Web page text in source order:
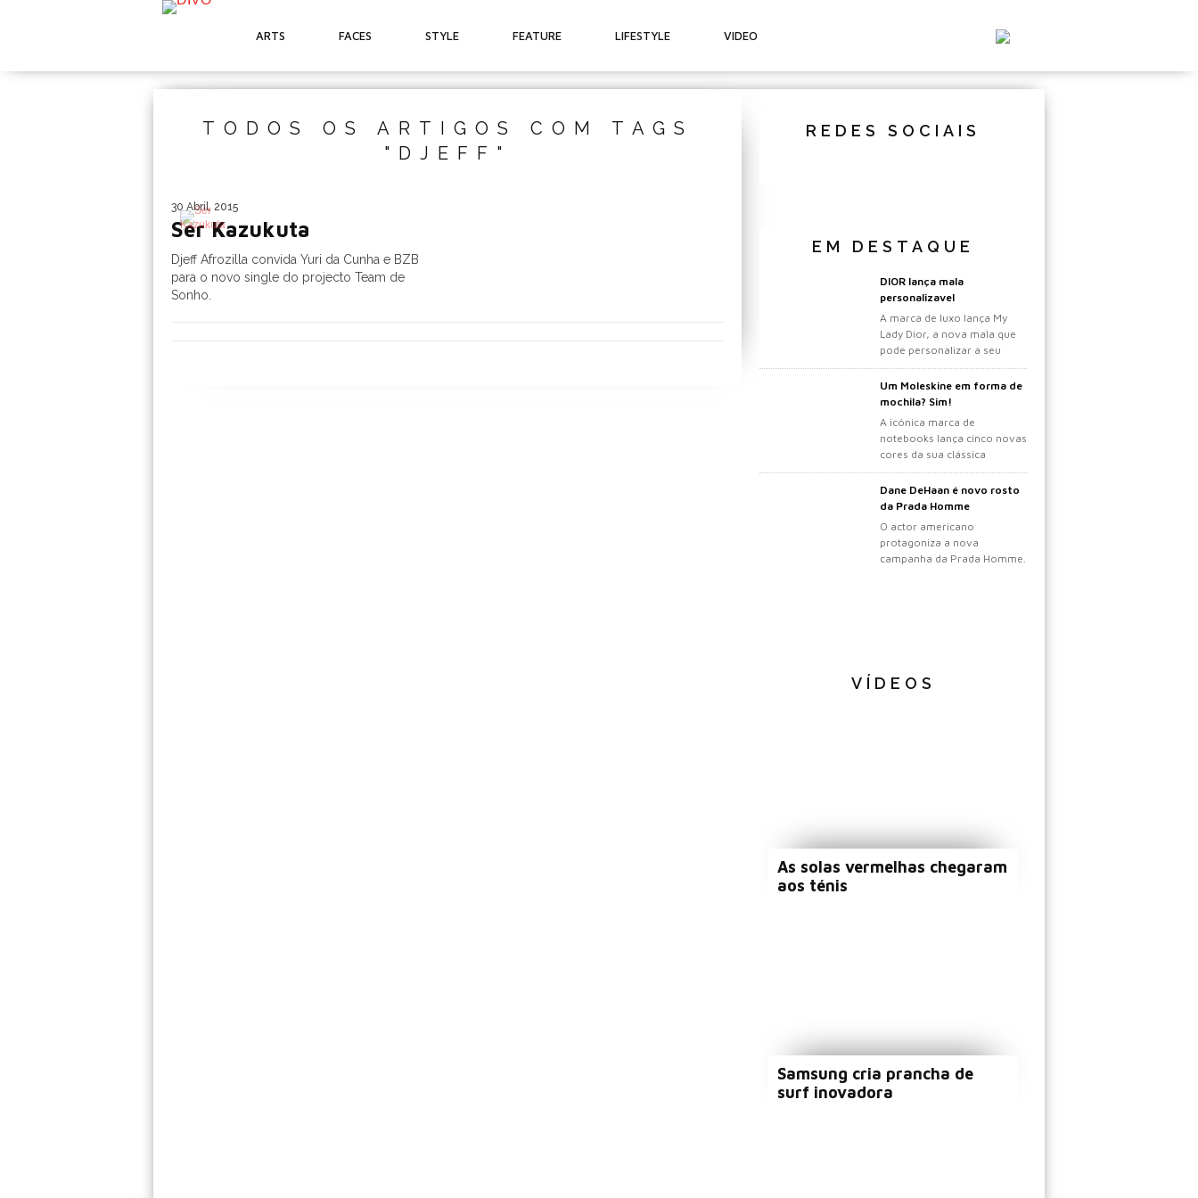
ARTS FACES STYLE FEATURE LIFESTYLE VIDEO
TODOS OS ARTIGOS COM TAGS
"DJEFF"
30 Abril, 2015
Ser Kazukuta
Djeff Afrozilla convida Yuri da Cunha e BZB
para o novo single do projecto Team de
Sonho.
REDES SOCIAIS
EM DESTAQUE
DIOR lança mala
personalizavel
A marca de luxo lança My
Lady Dior, a nova mala que
pode personalizar a seu
gosto.
Um Moleskine em forma de
mochila? Sim!
A icónica marca de
notebooks lança cinco novas
cores da sua clássica
mochila.
Dane DeHaan é novo rosto
da Prada Homme
O actor americano
protagoniza a nova
campanha da Prada Homme.
VÍDEOS
As solas vermelhas chegaram
aos ténis
Samsung cria prancha de
surf inovadora